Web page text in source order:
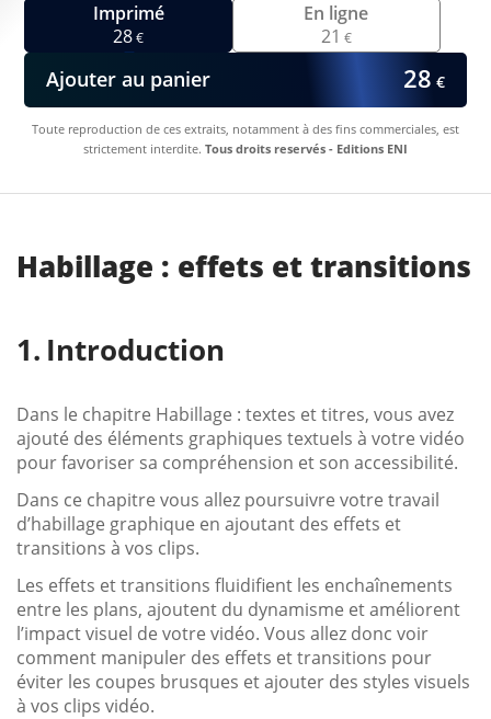
Imprimé
28€
En ligne
21 €
Ajouter au panier 28 €
Toute reproduction de ces extraits, notamment à des fins commerciales, est
strictement interdite. Tous droits reservés - Editions ENI
Habillage : effets et transitions
Introduction
Dans le chapitre Habillage : textes et titres, vous avez
ajouté des éléments graphiques textuels à votre vidéo
pour favoriser sa compréhension et son accessibilité.
Dans ce chapitre vous allez poursuivre votre travail
d’habillage graphique en ajoutant des effets et
transitions à vos clips.
Les effets et transitions fluidifient les enchaînements
entre les plans, ajoutent du dynamisme et améliorent
l’impact visuel de votre vidéo. Vous allez donc voir
comment manipuler des effets et transitions pour
éviter les coupes brusques et ajouter des styles visuels
à vos clips vidéo.